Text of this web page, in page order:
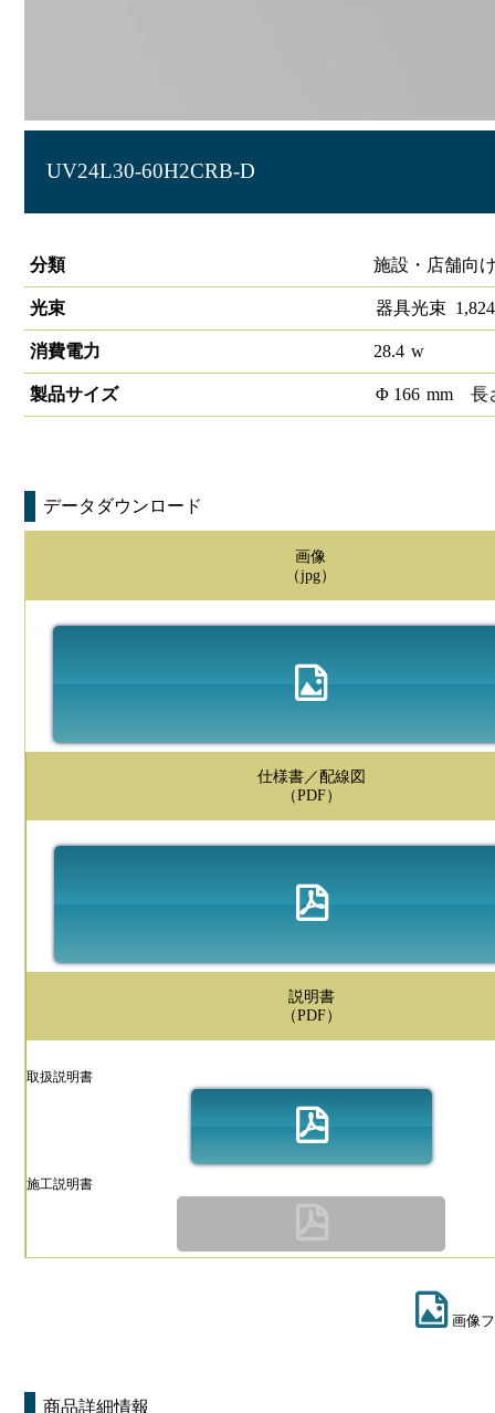
UV24L30-60H2CRB-D
分類
施設・店舗向
光束 器具光束 1,824
消費電力 28.4 w
製品サイズ Φ 166 mm 長
データダウンロード
画像
（jpg）
仕様書／配線図
（PDF）
説明書
（PDF）
取扱説明書
施工説明書
画像
商品詳細情報